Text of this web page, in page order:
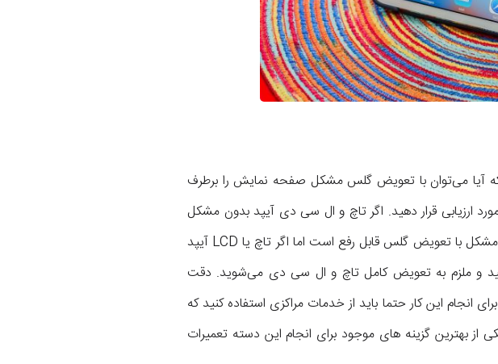
آیا می‌توان با تعویض گلس مشکل صفحه نمایش را برطرف
ارزیابی قرار دهید. اگر تاچ و ال سی دی آیپد بدون مشکل
کار می‌کردند و شکستگی یا ترک هایی روی صفحه نمایش دستگاه مشاهده شد، مشکل با تعویض گلس قابل رفع است اما اگر تاچ یا LCD آیپد
و ملزم به تعویض کامل تاچ و ال سی دی می‌شوید. دقت
این کار حتما باید از خدمات مراکزی استفاده کنید که
بهترین گزینه های موجود برای انجام این دسته تعمیرات